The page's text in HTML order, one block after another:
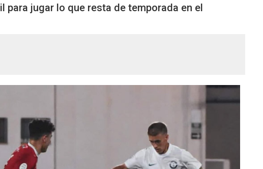
para jugar lo que resta de temporada en el